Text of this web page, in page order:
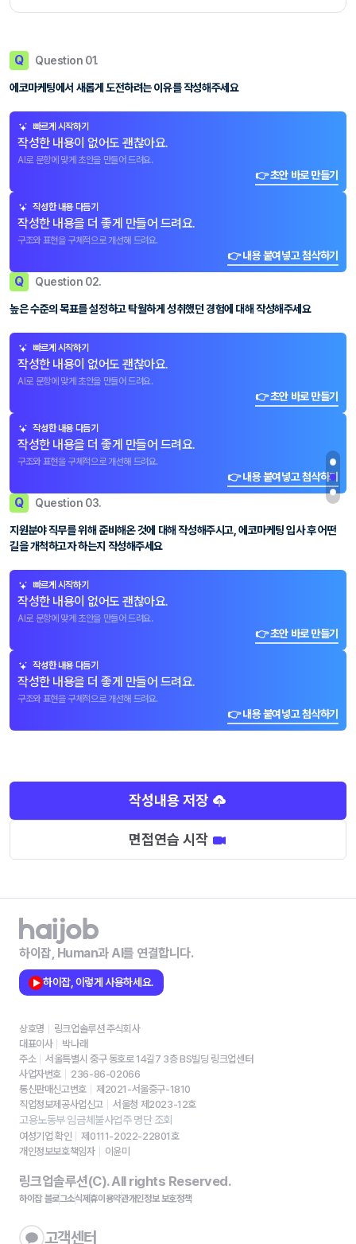
Q Question 01.
에코마케팅에서 새롭게 도전하려는 이유를 작성해주세요
빠르게 시작하기
작성한 내용이 없어도 괜찮아요.
AI로 문항에 맞게 초안을 만들어 드려요.
👉 초안 바로 만들기
작성한 내용 다듬기
작성한 내용을 더 좋게 만들어 드려요.
구조와 표현을 구체적으로 개선해 드려요.
👉 내용 붙여넣고 첨삭하기
Q Question 02.
높은 수준의 목표를 설정하고 탁월하게 성취했던 경험에 대해 작성해주세요
빠르게 시작하기
작성한 내용이 없어도 괜찮아요.
AI로 문항에 맞게 초안을 만들어 드려요.
👉 초안 바로 만들기
작성한 내용 다듬기
작성한 내용을 더 좋게 만들어 드려요.
구조와 표현을 구체적으로 개선해 드려요.
👉 내용 붙여넣고 첨삭하기
Q Question 03.
지원분야 직무를 위해 준비해온 것에 대해 작성해주시고, 에코마케팅 입사 후 어떤
길을 개척하고자 하는지 작성해주세요
빠르게 시작하기
작성한 내용이 없어도 괜찮아요.
AI로 문항에 맞게 초안을 만들어 드려요.
👉 초안 바로 만들기
작성한 내용 다듬기
작성한 내용을 더 좋게 만들어 드려요.
구조와 표현을 구체적으로 개선해 드려요.
👉 내용 붙여넣고 첨삭하기
작성내용 저장
면접연습 시작
하이잡, Human과 AI를 연결합니다.
하이잡, 이렇게 사용하세요.
상호명
링크업솔루션 주식회사
대표이사
박나래
주소
서울특별시 중구 동호로 14길7 3층 BS빌딩 링크업센터
사업자번호
236-86-02066
통신판매신고번호
제2021-서울중구-1810
직업정보제공사업신고
서울청 제2023-12호
고용노동부 임금체불사업주 명단 조회
여성기업 확인
제0111-2022-22801호
개인정보보호책임자
이윤미
링크업솔루션(C). All rights Reserved.
하이잡 블로그소식제휴이용약관개인정보 보호정책
고객센터